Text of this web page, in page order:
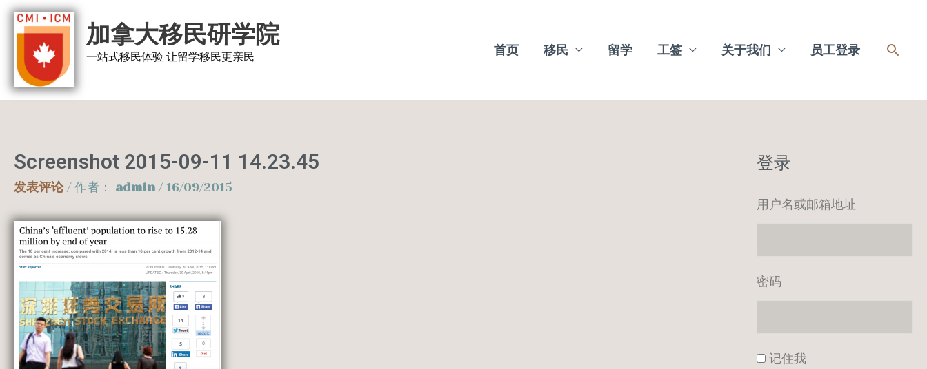
跳
加拿大移民研学院
一站式移民体验 让留学移民更亲民 首页 移民 留学 工签 关于我们 员工登录
搜
Screenshot 2015-09-11 14.23.45
发表评论 / 作者： admin / 16/09/2015
登录
用户名或邮箱地址
密码
记住我